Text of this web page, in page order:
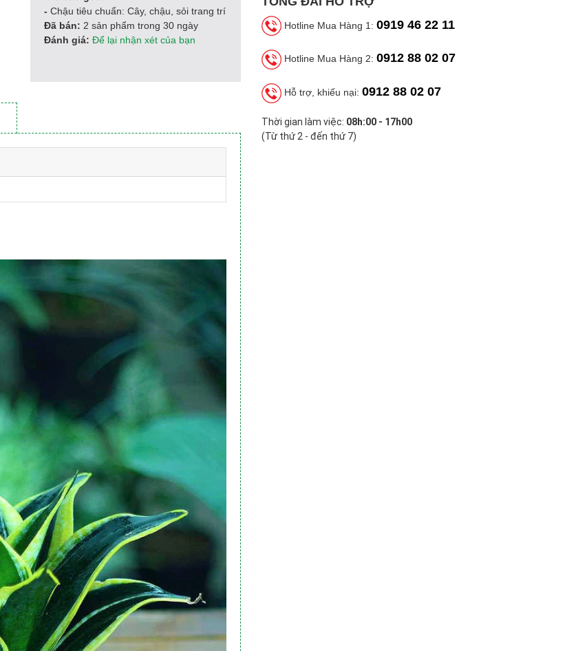
- Chậu tiêu chuẩn: Cây, chậu, sỏi trang trí
Đã bán: 2 sản phẩm trong 30 ngày
Đánh giá: Để lại nhận xét của bạn
Hotline Mua Hàng 1: 0919 46 22 11
Hotline Mua Hàng 2: 0912 88 02 07
Hỗ trợ, khiếu nại: 0912 88 02 07
Thời gian làm việc: 08h:00 - 17h00
(Từ thứ 2 - đến thứ 7)